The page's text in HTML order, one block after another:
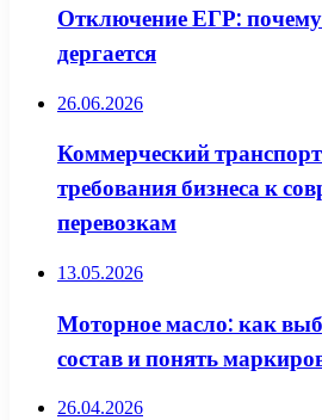
Отключение ЕГР: почему
дергается
26.06.2026
Коммерческий
требования бизнеса к
перевозкам
13.05.2026
Моторное масло: как
состав и понять
26.04.2026